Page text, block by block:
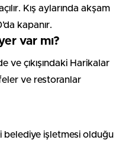
Kış aylarında akşam
kapanır.
var mı?
ve çıkışındaki Harikalar
ve restoranlar
belediye işletmesi olduğu